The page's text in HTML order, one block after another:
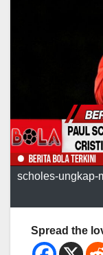
scholes-ungkap-
Spread the